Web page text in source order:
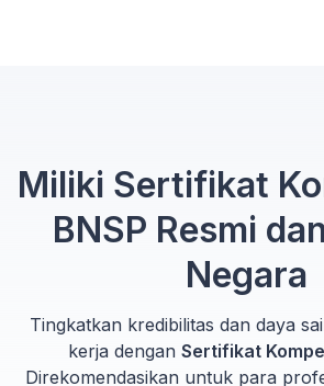
Miliki Sertifikat
BNSP Resmi
Negara
Tingkatkan kredibilitas dan daya
kerja dengan Sertifikat
Direkomendasikan untuk para